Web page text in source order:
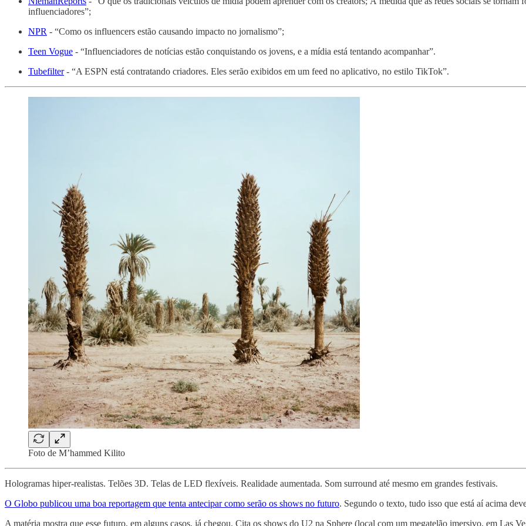
influenciadores”;
NPR - “Como os influencers estão causando impacto no jornalismo”;
Teen Vogue - “Influenciadores de notícias estão conquistando os jovens, e a mídia está tentando acompanhar”.
Tubefilter- “A ESPN está contratando criadores. Eles serão exibidos em um feed no aplicativo, no estilo TikTok”.
Foto de M’hammed Kilito
Hologramas hiper-realistas. Telões 3D. Telas de LED flexíveis. Realidade aumentada. Som surround até mesmo em grandes festivais.
O Globo publicou uma boa reportagem que tenta antecipar como serão os shows no futuro. Segundo o texto, tudo isso que está aí acima
A matéria mostra que esse futuro, em alguns casos, já chegou. Cita os shows do U2 na Sphere (local com um megatelão imersivo, em Las